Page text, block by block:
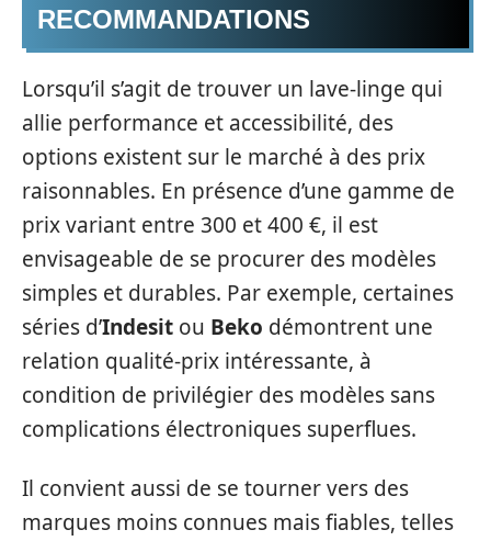
RECOMMANDATIONS
Lorsqu’il s’agit de trouver un lave-linge qui
allie performance et accessibilité, des
options existent sur le marché à des prix
raisonnables. En présence d’une gamme de
prix variant entre 300 et 400 €, il est
envisageable de se procurer des modèles
simples et durables. Par exemple, certaines
séries d’Indesit ou Beko démontrent une
relation qualité-prix intéressante, à
condition de privilégier des modèles sans
complications électroniques superflues.
Il convient aussi de se tourner vers des
marques moins connues mais fiables, telles